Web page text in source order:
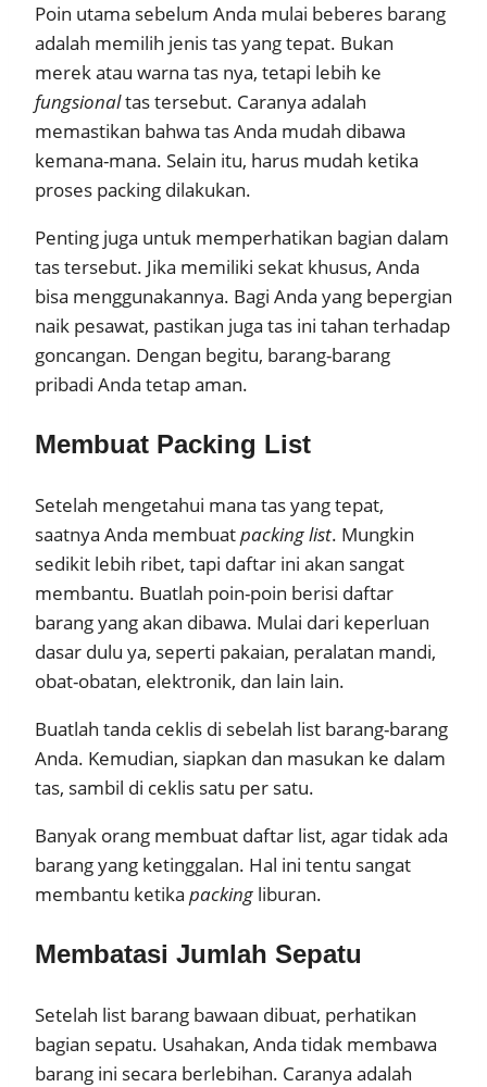
Poin utama sebelum Anda mulai beberes barang
adalah memilih jenis tas yang tepat. Bukan
merek atau warna tas nya, tetapi lebih ke
fungsionaltas tersebut. Caranya adalah
memastikan bahwa tas Anda mudah dibawa
kemana-mana. Selain itu, harus mudah ketika
proses packing dilakukan.
Penting juga untuk memperhatikan bagian dalam
tas tersebut. Jika memiliki sekat khusus, Anda
bisa menggunakannya. Bagi Anda yang bepergian
naik pesawat, pastikan juga tas ini tahan terhadap
goncangan. Dengan begitu, barang-barang
pribadi Anda tetap aman.
Membuat Packing List
Setelah mengetahui mana tas yang tepat,
saatnya Anda membuatpacking list. Mungkin
sedikit lebih ribet, tapi daftar ini akan sangat
membantu. Buatlah poin-poin berisi daftar
barang yang akan dibawa. Mulai dari keperluan
dasar dulu ya, seperti pakaian, peralatan mandi,
obat-obatan, elektronik, dan lain lain.
Buatlah tanda ceklis di sebelah list barang-barang
Anda. Kemudian, siapkan dan masukan ke dalam
tas, sambil di ceklis satu per satu.
Banyak orang membuat daftar list, agar tidak ada
barang yang ketinggalan. Hal ini tentu sangat
membantu ketika packing liburan.
Membatasi Jumlah Sepatu
Setelah list barang bawaan dibuat, perhatikan
bagian sepatu. Usahakan, Anda tidak membawa
barang ini secara berlebihan. Caranya adalah